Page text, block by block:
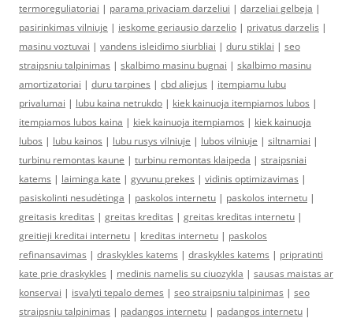
termoreguliatoriai | parama privaciam darzeliui | darzeliai gelbeja |
pasirinkimas vilniuje | ieskome geriausio darzelio | privatus darzelis |
masinu voztuvai | vandens isleidimo siurbliai | duru stiklai | seo
straipsniu talpinimas | skalbimo masinu bugnai | skalbimo masinu
amortizatoriai | duru tarpines | cbd aliejus | itempiamu lubu
privalumai | lubu kaina netrukdo | kiek kainuoja itempiamos lubos |
itempiamos lubos kaina | kiek kainuoja itempiamos | kiek kainuoja
lubos | lubu kainos | lubu rusys vilniuje | lubos vilniuje | siltnamiai |
turbinu remontas kaune | turbinu remontas klaipeda | straipsniai
katems | laiminga kate | gyvunu prekes | vidinis optimizavimas |
pasiskolinti nesudėtinga | paskolos internetu | paskolos internetu |
greitasis kreditas | greitas kreditas | greitas kreditas internetu |
greitieji kreditai internetu | kreditas internetu | paskolos
refinansavimas | draskykles katems | draskykles katems | pripratinti
kate prie draskykles | medinis namelis su ciuozykla | sausas maistas ar
konservai | isvalyti tepalo demes | seo straipsniu talpinimas | seo
straipsniu talpinimas | padangos internetu | padangos internetu |